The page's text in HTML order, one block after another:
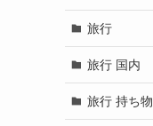
旅行
旅行 国内
旅行 持ち物